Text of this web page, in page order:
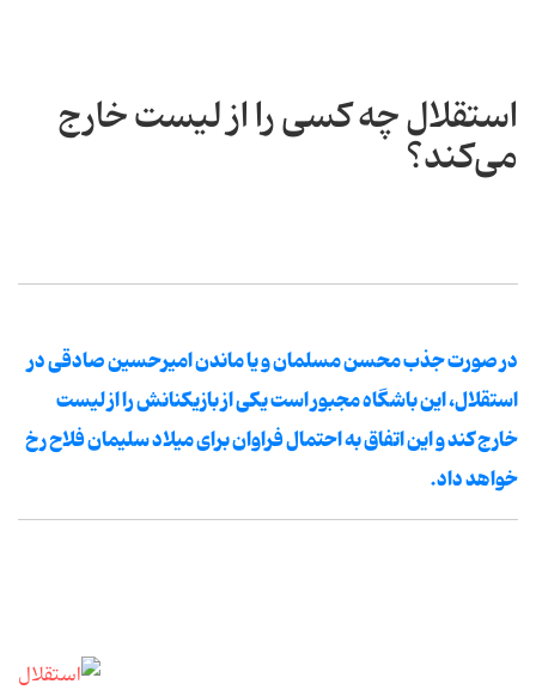
استقلال چه کسی را از لیست خارج
می‌کند؟
در صورت جذب محسن مسلمان و یا ماندن امیرحسین صادقی در
استقلال، این باشگاه مجبور است یکی از بازیکنانش را از لیست
خارج کند و این اتفاق به احتمال فراوان برای میلاد سلیمان فلاح رخ
خواهد داد.